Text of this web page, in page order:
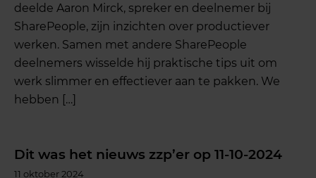
deelde Aaron Mirck, spreker en deelnemer bij
SharePeople, zijn inzichten over productiever
werken. Samen met andere SharePeople
deelnemers wisselde hij praktische tips uit om
werk slimmer en effectiever aan te pakken. We
hebben […]
Dit was het nieuws zzp’er op 11-10-2024
11 oktober 2024